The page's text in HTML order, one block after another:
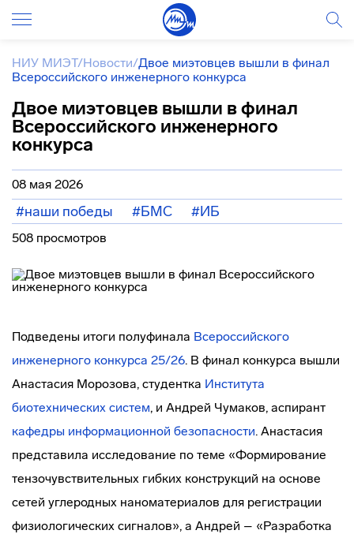
НИУ МИЭТ/Новости/Двое миэтовцев вышли в финал
Всероссийского инженерного конкурса
Двое миэтовцев вышли в финал
Всероссийского инженерного
конкурса
08 мая 2026
#наши победы #БМС #ИБ
508 просмотров
Подведены итоги полуфинала Всероссийского
инженерного конкурса 25/26. В финал конкурса вышли
Анастасия Морозова, студентка Института
биотехнических систем, и Андрей Чумаков, аспирант
кафедры информационной безопасности. Анастасия
представила исследование по теме «Формирование
тензочувствительных гибких конструкций на основе
сетей углеродных наноматериалов для регистрации
физиологических сигналов», а Андрей – «Разработка